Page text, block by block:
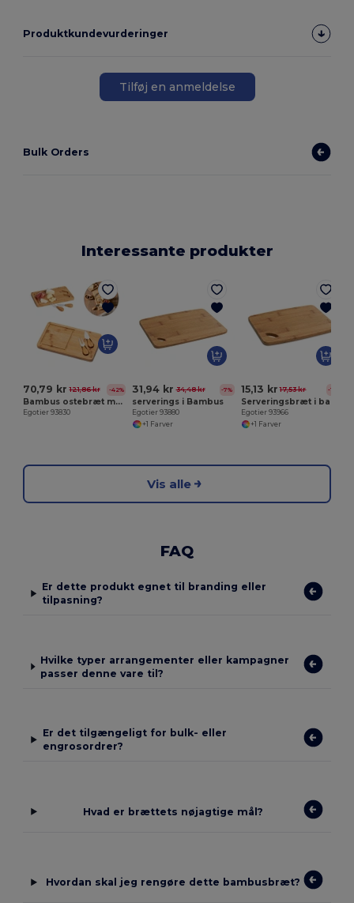
Produktkundevurderinger
Tilføj en anmeldelse
Bulk Orders
Interessante produkter
70,79 kr 121,86 kr -42%
Bambus ostebræt med 2 bambus og rustfrit stål tilbehør
Egotier 93830
31,94 kr 34,48 kr -7%
serverings i Bambus
Egotier 93880
+1 Farver
15,13 kr 17,53 kr -14%
Egotier 93966
+1 Farver
Vis alle
FAQ
Er dette produkt egnet til branding eller
tilpasning?
Hvilke typer arrangementer eller kampagner
passer denne vare til?
Er det tilgængeligt for bulk- eller
engrosordrer?
Hvad er brættets nøjagtige mål?
Hvordan skal jeg rengøre dette bambusbræt?